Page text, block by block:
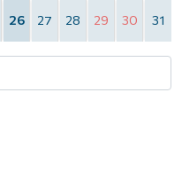
26 27 28 29 30 31